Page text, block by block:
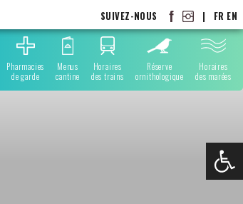
SUIVEZ-NOUS | FR EN
Pharmacies
de garde
Menus
cantine
Horaires
des trains
Réserve
ornithologique
Horaires
des marées
Ouvrir